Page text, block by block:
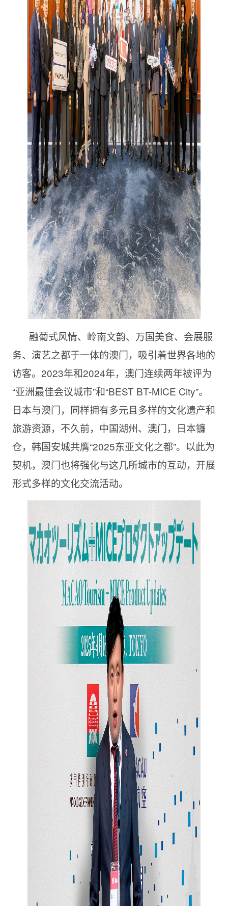
融葡式风情、岭南文韵、万国美食、会展服
务、演艺之都于一体的澳门，吸引着世界各地的
访客。2023年和2024年，澳门连续两年被评为
“亚洲最佳会议城市”和“BEST BT-MICE City”。
日本与澳门，同样拥有多元且多样的文化遗产和
旅游资源，不久前，中国湖州、澳门，日本镰
仓，韩国安城共膺“2025东亚文化之都”。以此为
契机，澳门也将强化与这几所城市的互动，开展
形式多样的文化交流活动。